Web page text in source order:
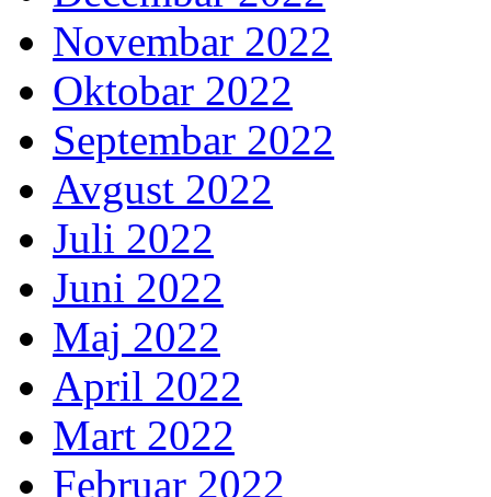
Novembar 2022
Oktobar 2022
Septembar 2022
Avgust 2022
Juli 2022
Juni 2022
Maj 2022
April 2022
Mart 2022
Februar 2022